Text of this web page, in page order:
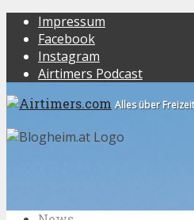
Impressum
Facebook
Instagram
Airtimers Podcast
Alles über